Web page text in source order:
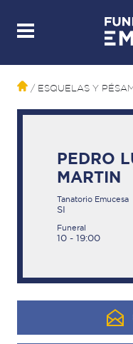
/ ESQUELAS Y
PEDRO
MARTIN
Tanatorio Emucesa
SI
Funeral
10 - 19:00